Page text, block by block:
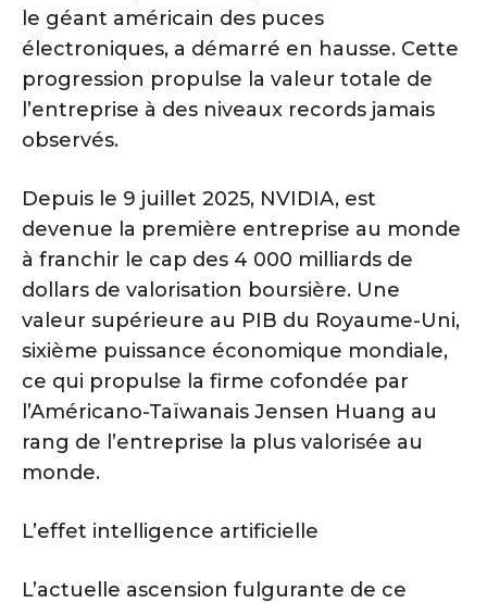
le géant américain des puces
électroniques, a démarré en hausse. Cette
progression propulse la valeur totale de
l’entreprise à des niveaux records jamais
observés.
Depuis le 9 juillet 2025, NVIDIA, est
devenue la première entreprise au monde
à franchir le cap des 4 000 milliards de
dollars de valorisation boursière. Une
valeur supérieure au PIB du Royaume-Uni,
sixième puissance économique mondiale,
ce qui propulse la firme cofondée par
l’Américano-Taïwanais Jensen Huang au
rang de l’entreprise la plus valorisée au
monde.
L’effet intelligence artificielle
L’actuelle ascension fulgurante de ce